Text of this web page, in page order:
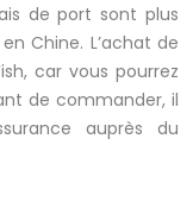
de port sont plus
Chine. L’achat de
car vous pourrez
de commander, il
auprès du